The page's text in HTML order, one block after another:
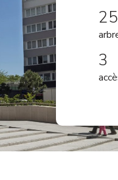
25
3